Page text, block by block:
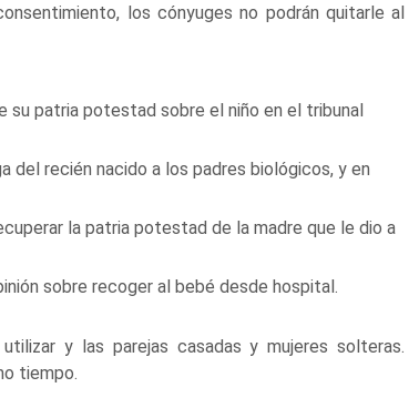
los cónyuges no podrán quitarle al
su patria potestad sobre el niño en el tribunal
del recién nacido a los padres biológicos, y en
la patria potestad de la madre que le dio a
sobre recoger al bebé desde hospital.
y las parejas casadas y mujeres solteras.
tiempo.